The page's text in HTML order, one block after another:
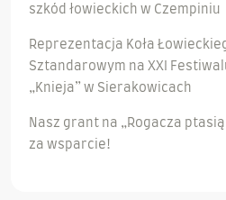
szkód łowieckich w Czempiniu
Reprezentacja Koła
Sztandarowym na XXI
„Knieja” w Sierakowicach
Nasz grant na „Rogacza
za wsparcie!